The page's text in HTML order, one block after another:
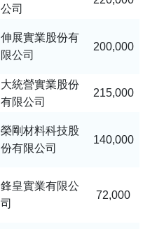
公司
伸展實業股份有
限公司
200,000
大統營實業股份
有限公司
215,000
榮剛材料科技股
份有限公司
140,000
鋒皇實業有限公
司
72,000